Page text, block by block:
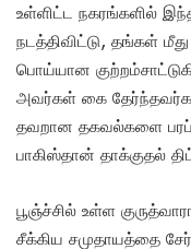
உள்ளிட்ட நகரங்களில்
நடத்திவிட்டு, தங்கள்
பொய்யான
அவர்கள் கை
தவறான தகவல்களை
பாகிஸ்தான் தாக்குதல்
பூஞ்ச்சில் உள்ள
சீக்கிய சமுதாயத்தை